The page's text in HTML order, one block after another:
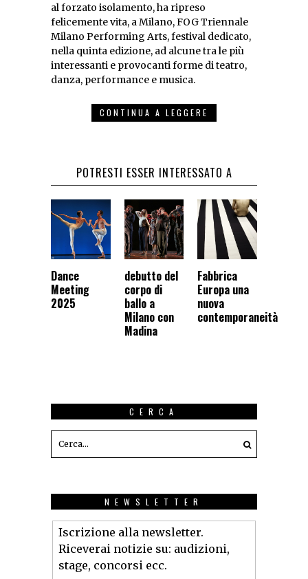
al forzato isolamento, ha ripreso
felicemente vita, a Milano, FOG Triennale
Milano Performing Arts, festival dedicato,
nella quinta edizione, ad alcune tra le più
interessanti e provocanti forme di teatro,
danza, performance e musica.
CONTINUA A LEGGERE
POTRESTI ESSER INTERESSATO A
Dance
Meeting
2025
debutto del
corpo di
ballo a
Milano con
Madina
Fabbrica
Europa una
nuova
contemporaneità
CERCA
NEWSLETTER
Iscrizione alla newsletter.
Riceverai notizie su: audizioni,
stage, concorsi ecc.